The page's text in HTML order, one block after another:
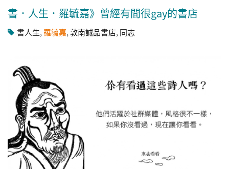
書．人生．羅毓嘉》曾經有間很gay的書店
書人生, 羅毓嘉,敦南誠品書店, 同志